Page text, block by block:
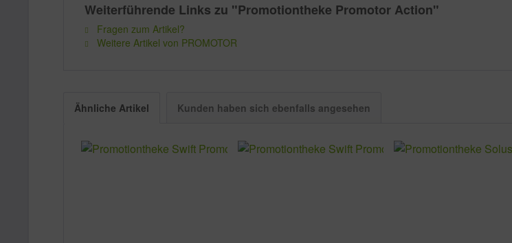
Weiterführende Links zu "Promotiontheke Promotor Action"
Fragen zum Artikel?
Weitere Artikel von PROMOTOR
Ähnliche Artikel Kunden haben sich ebenfalls angesehen